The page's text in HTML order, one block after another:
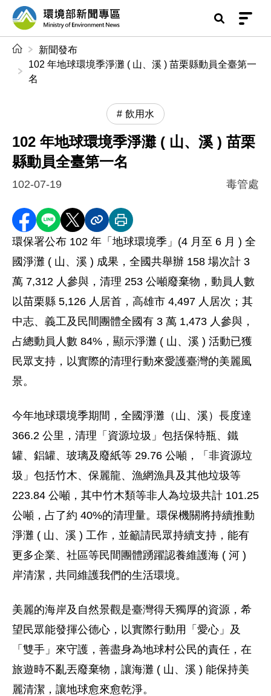
前往中央內容區塊
環境部新聞專區
新聞發布
102 年地球環境季淨灘 ( 山、溪 ) 苗栗縣動員全臺第一
名
飲用水
102 年地球環境季淨灘 ( 山、溪 ) 苗栗
縣動員全臺第一名
102-07-19 毒管處
分享至 Facebook
分享到 LINE
分享到 X分享內容連結
列印本頁
環保署公布 102 年「地球環境季」(4 月至 6 月 ) 全
國淨灘 ( 山、溪 ) 成果，全國共舉辦 158 場次計 3
萬 7,312 人參與，清理 253 公噸廢棄物，動員人數
以苗栗縣 5,126 人居首，高雄市 4,497 人居次；其
中志、義工及民間團體全國有 3 萬 1,473 人參與，
占總動員人數 84%，顯示淨灘 ( 山、溪 ) 活動已獲
民眾支持，以實際的清理行動來愛護臺灣的美麗風
景。
今年地球環境季期間，全國淨灘（山、溪）長度達
366.2 公里，清理「資源垃圾」包括保特瓶、鐵
罐、鋁罐、玻璃及廢紙等 29.76 公噸，「非資源垃
圾」包括竹木、保麗龍、漁網漁具及其他垃圾等
223.84 公噸，其中竹木類等非人為垃圾共計 101.25
公噸，占了約 40%的清理量。環保機關將持續推動
淨灘 ( 山、溪 ) 工作，並籲請民眾持續支持，能有
更多企業、社區等民間團體踴躍認養維護海 ( 河 )
岸清潔，共同維護我們的生活環境。
美麗的海岸及自然景觀是臺灣得天獨厚的資源，希
望民眾能發揮公德心，以實際行動用「愛心」及
「雙手」來守護，善盡身為地球村公民的責任，在
旅遊時不亂丟廢棄物，讓海灘 ( 山、溪 ) 能保持美
麗清潔，讓地球愈來愈乾淨。